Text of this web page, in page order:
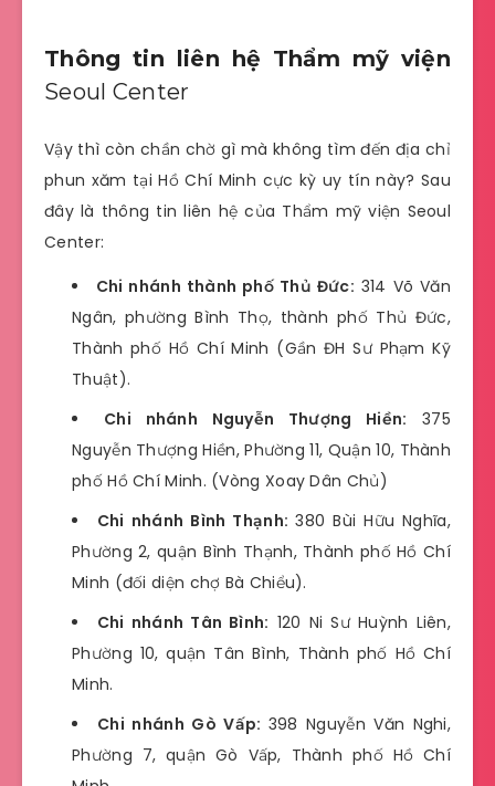
Thông tin liên hệ Thẩm mỹ viện
Seoul Center
Vậy thì còn chần chờ gì mà không tìm đến địa chỉ
phun xăm tại Hồ Chí Minh cực kỳ uy tín này? Sau
đây là thông tin liên hệ của Thẩm mỹ viện Seoul
Center:
Chi nhánh thành phố Thủ Đức: 314 Võ Văn
Ngân, phường Bình Thọ, thành phố Thủ Đức,
Thành phố Hồ Chí Minh (Gần ĐH Sư Phạm Kỹ
Thuật).
Chi nhánh Nguyễn Thượng Hiền: 375
Nguyễn Thượng Hiền, Phường 11, Quận 10, Thành
phố Hồ Chí Minh. (Vòng Xoay Dân Chủ)
Chi nhánh Bình Thạnh:380 Bùi Hữu Nghĩa,
Phường 2, quận Bình Thạnh, Thành phố Hồ Chí
Minh (đối diện chợ Bà Chiểu).
Chi nhánh Tân Bình: 120 Ni Sư Huỳnh Liên,
Phường 10, quận Tân Bình, Thành phố Hồ Chí
Minh.
Chi nhánh Gò Vấp: 398 Nguyễn Văn Nghi,
Phường 7, quận Gò Vấp, Thành phố Hồ Chí